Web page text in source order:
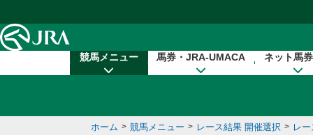
競馬メニュー 馬券・JRA-UMACA ネット馬
ホーム > 競馬メニュー > レース結果 開催選択 > レ